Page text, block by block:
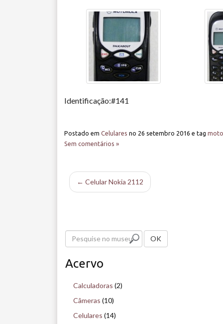
Identificação:#141
Postado em Celulares no 26 setembro 2016 e tag
Sem comentários »
← Celular Nokia 2112
s
OK
Acervo
Calculadoras (2)
Câmeras (10)
Celulares (14)